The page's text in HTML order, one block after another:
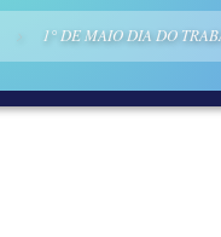
1° DE MAIO DIA DO